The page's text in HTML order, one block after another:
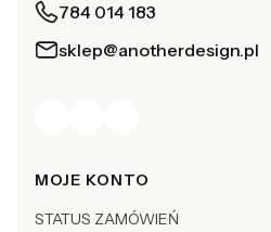
784 014 183
sklep@anotherdesign.pl
Linki w stopce
MOJE KONTO
STATUS ZAMÓWIEŃ